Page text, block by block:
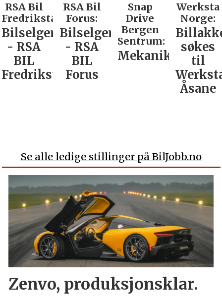
RSA Bil
Fredrikstad:
Bilselger
- RSA
BIL
Fredrikstad
RSA Bil
Forus:
Bilselger
- RSA
BIL
Forus
Snap
Drive
Bergen
Sentrum:
Mekaniker
Werksta
Norge:
søkes
til
Åsane
Se alle ledige stillinger på BilJobb.no
Zenvo, produksjonsklar.